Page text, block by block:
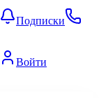
Подписки
Войти